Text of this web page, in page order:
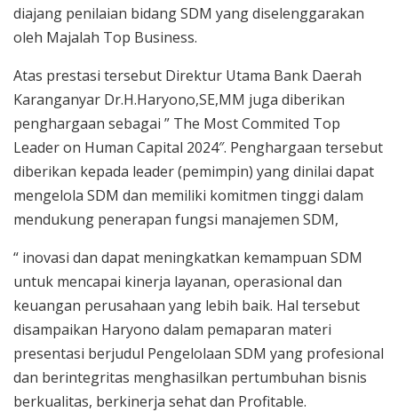
diajang penilaian bidang SDM yang diselenggarakan
oleh Majalah Top Business.
Atas prestasi tersebut Direktur Utama Bank Daerah
Karanganyar Dr.H.Haryono,SE,MM juga diberikan
penghargaan sebagai ” The Most Commited Top
Leader on Human Capital 2024″. Penghargaan tersebut
diberikan kepada leader (pemimpin) yang dinilai dapat
mengelola SDM dan memiliki komitmen tinggi dalam
mendukung penerapan fungsi manajemen SDM,
“ inovasi dan dapat meningkatkan kemampuan SDM
untuk mencapai kinerja layanan, operasional dan
keuangan perusahaan yang lebih baik. Hal tersebut
disampaikan Haryono dalam pemaparan materi
presentasi berjudul Pengelolaan SDM yang profesional
dan berintegritas menghasilkan pertumbuhan bisnis
berkualitas, berkinerja sehat dan Profitable.